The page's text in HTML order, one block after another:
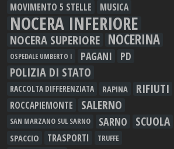
MOVIMENTO 5 STELLE MUSICA
NOCERA INFERIORE
NOCERA SUPERIORE NOCERINA
OSPEDALE UMBERTO I PAGANI PD
POLIZIA DI STATO
RACCOLTA DIFFERENZIATA RAPINA RIFIUTI
ROCCAPIEMONTE SALERNO
SAN MARZANO SUL SARNO SARNO SCUOLA
SPACCIO TRASPORTI TRUFFE